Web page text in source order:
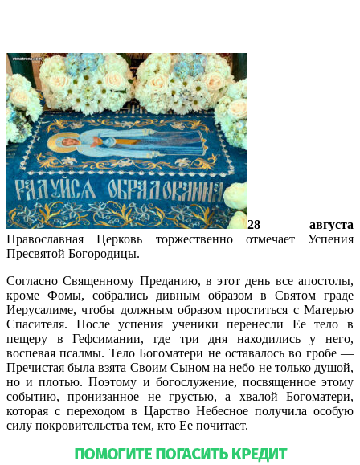
28 августа
Православная Церковь торжественно отмечает Успения
Пресвятой Богородицы.
Согласно Священному Преданию, в этот день все апостолы,
кроме Фомы, собрались дивным образом в Святом граде
Иерусалиме, чтобы должным образом проститься с Матерью
Спасителя. После успения ученики перенесли Ее тело в
пещеру в Гефсимании, где три дня находились у него,
воспевая псалмы. Тело Богоматери не оставалось во гробе —
Пречистая была взята Своим Сыном на небо не только душой,
но и плотью. Поэтому и богослужение, посвященное этому
событию, пронизанное не грустью, а хвалой Богоматери,
которая с переходом в Царство Небесное получила особую
силу покровительства тем, кто Ее почитает.